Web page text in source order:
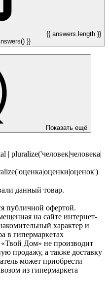
{{ answers.length }}
}}
Показать ещё
pluralize('человек|человека|
данный товар.
публичной офертой.
на сайте интернет-
характер и
в гипермаркетах
Дом» не производит
продажу, а также доставку
может приобрести
из гипермаркета